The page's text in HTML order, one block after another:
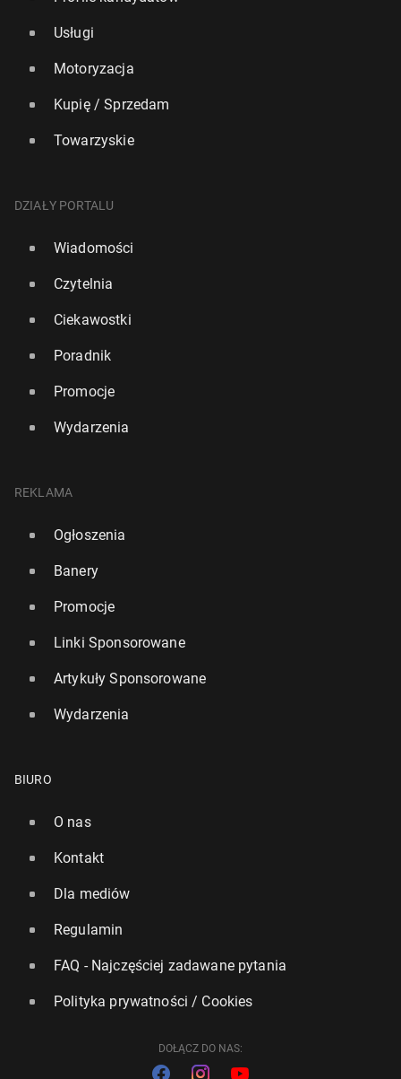
Usługi
Motoryzacja
Kupię / Sprzedam
Towarzyskie
DZIAŁY PORTALU
Wiadomości
Czytelnia
Ciekawostki
Poradnik
Promocje
Wydarzenia
REKLAMA
Ogłoszenia
Banery
Promocje
Linki Sponsorowane
Artykuły Sponsorowane
Wydarzenia
BIURO
O nas
Kontakt
Dla mediów
Regulamin
FAQ - Najczęściej zadawane pytania
Polityka prywatności / Cookies
DOŁĄCZ DO NAS: